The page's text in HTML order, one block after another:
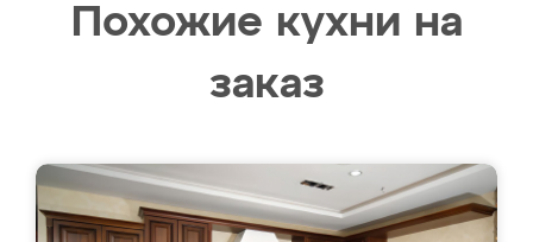
Похожие кухни на
заказ